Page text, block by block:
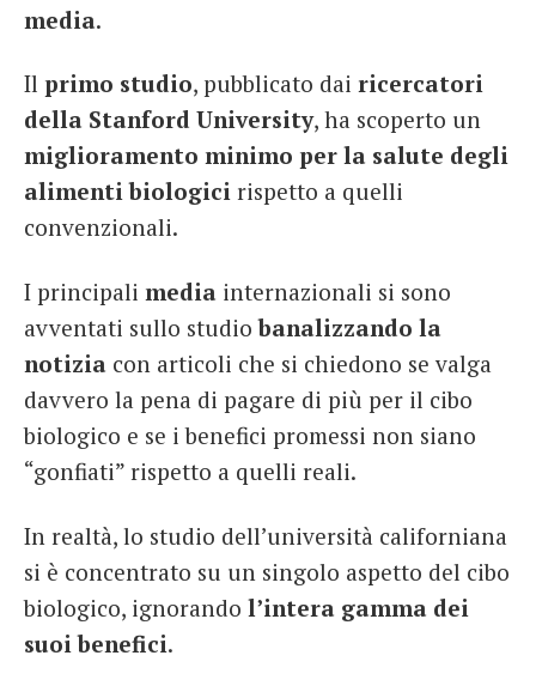
media.
Il primo studio, pubblicato dai ricercatori
della Stanford University, ha scoperto un
miglioramento minimo per la salute degli
alimenti biologici rispetto a quelli
convenzionali.
I principali media internazionali si sono
avventati sullo studiobanalizzando la
notizia con articoli che si chiedono se valga
davvero la pena di pagare di più per il cibo
biologico e se i benefici promessi non siano
“gonfiati” rispetto a quelli reali.
In realtà, lo studio dell’università californiana
si è concentrato su un singolo aspetto del cibo
biologico, ignorando l’intera gamma dei
suoi benefici.